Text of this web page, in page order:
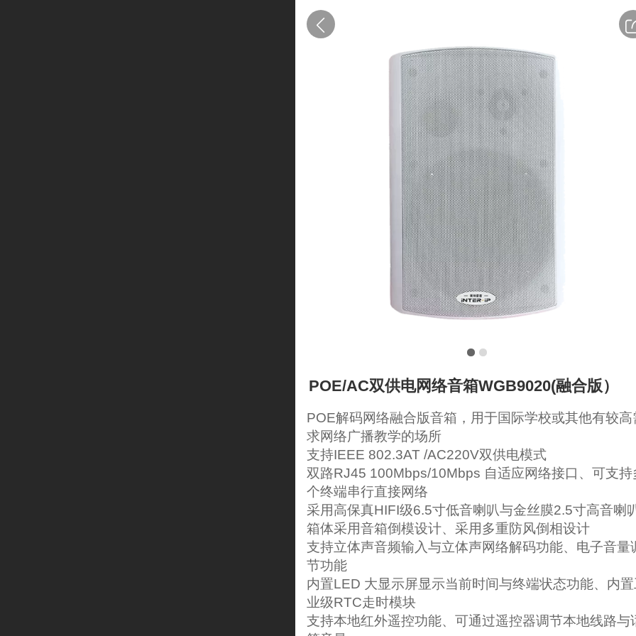
POE/AC双供电网络音箱WGB9020(融合版）
POE解码网络融合版音箱，用于国际学校或其他有较高
求网络广播教学的场所
支持IEEE 802.3AT /AC220V双供电模式
双路RJ45 100Mbps/10Mbps 自适应网络接口、可支持
个终端串行直接网络
采用高保真HIFI级6.5寸低音喇叭与金丝膜2.5寸高音喇
箱体采用音箱倒模设计、采用多重防风倒相设计
支持立体声音频输入与立体声网络解码功能、电子音量
节功能
内置LED 大显示屏显示当前时间与终端状态功能、内置
业级RTC走时模块
支持本地红外遥控功能、可通过遥控器调节本地线路与